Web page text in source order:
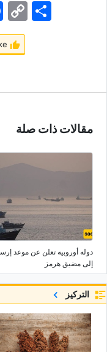
Copy
Link
اشتراک
مقالات ذات صلة
دوله أوروبیه تعلن عن موعد
إلى مضیق هرمز
التركيز